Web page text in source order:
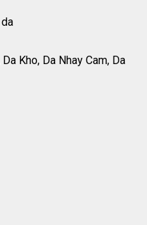
Kho, Da Nhay Cam, Da